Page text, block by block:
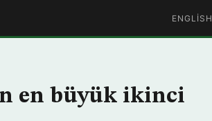
ENGLISH
en büyük ikinci